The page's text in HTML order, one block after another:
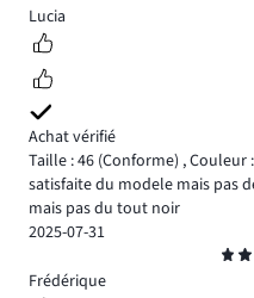
3Lucia
Achat vérifié
Taille : 46 (Conforme) ,Couleur
satisfaite du modele mais pas
mais pas du tout noir
2025-07-31
3
Frédérique